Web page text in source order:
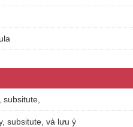
subsitute, và lưu ý